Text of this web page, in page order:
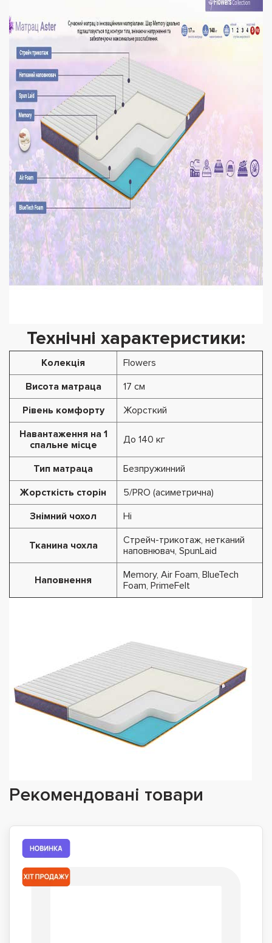
Технічні характеристики:
Колекція
Flowers
Висота матраца
17 см
Рівень комфорту
Жорсткий
Навантаження на 1
спальне місце
До 140 кг
Тип матраца
Безпружинний
Жорсткість сторін
5/PRO (асиметрична)
Знімний чохол
Ні
Тканина чохла
Стрейч-трикотаж, нетканий
наповнювач, SpunLaid
Наповнення
Memory, Air Foam, BlueTech
Foam, PrimeFelt
Рекомендовані товари